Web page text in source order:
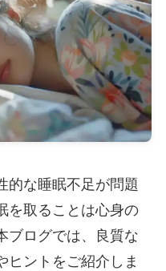
的な睡眠不足が問題
を取ることは心身の
ブログでは、良質な
ヒントをご紹介しま